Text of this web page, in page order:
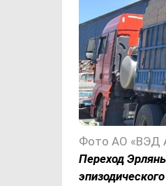
Фото АО «ВЭД
Переход